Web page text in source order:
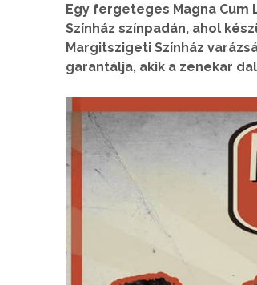
Egy fergeteges Magna Cum
Színház színpadán, ahol
Margitszigeti Színház
garantálja, akik a zenekar